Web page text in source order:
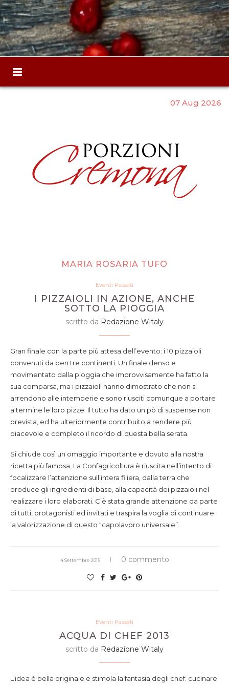
07 Aug 2026
MARIA ROSARIA TUFO
Eventi Passati
I PIZZAIOLI IN AZIONE, ANCHE
SOTTO LA PIOGGIA
scritto da Redazione Witaly
Gran finale con la parte più attesa dell’evento: i 10 pizzaioli
convenuti da ben tre continenti. Un finale denso e
movimentato dalla pioggia che improvvisamente ha fatto la
sua comparsa, ma i pizzaioli hanno dimostrato che non si
arrendono alle intemperie e sono riusciti comunque a portare
a termine le loro pizze. Il tutto ha dato un pò di suspense non
prevista, ed ha ulteriormente contribuito a rendere più
piacevole e completo il ricordo di questa bella serata.
Si chiude così un omaggio importante e dovuto alla nostra
ricetta più famosa. La Confagricoltura è riuscita nell’intento di
focalizzare l’attenzione sull’intera filiera, dalla terra che
produce gli ingredienti di base, alla capacità dei pizzaioli nel
realizzare i loro elaborati. C’è stata grande attenzione da parte
di tutti, protagonisti ed invitati e traspira la voglia di continuare
la valorizzazione di questo “capolavoro universale”.
4 Settembre 2015 0 commento
Eventi Passati
ACQUA DI CHEF 2013
scritto da Redazione Witaly
L’idea è bella originale e stimola la fantasia degli chef: cucinare